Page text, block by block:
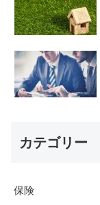
カテゴリー
保険